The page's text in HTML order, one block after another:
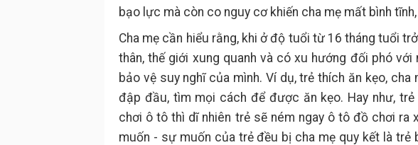
bạo lực mà còn co nguy cơ khiến cha mẹ mất bình
Cha mẹ cần hiểu rằng, khi ở độ tuổi từ 16 tháng tuổi
thân, thế giới xung quanh và có xu hướng đối phó
bảo vệ suy nghĩ của mình. Ví dụ, trẻ thích ăn kẹo,
đập đầu, tìm mọi cách để được ăn kẹo. Hay như,
chơi ô tô thì dĩ nhiên trẻ sẽ ném ngay ô tô đồ chơi ra
muốn - sự muốn của trẻ đều bị cha mẹ quy kết là trẻ